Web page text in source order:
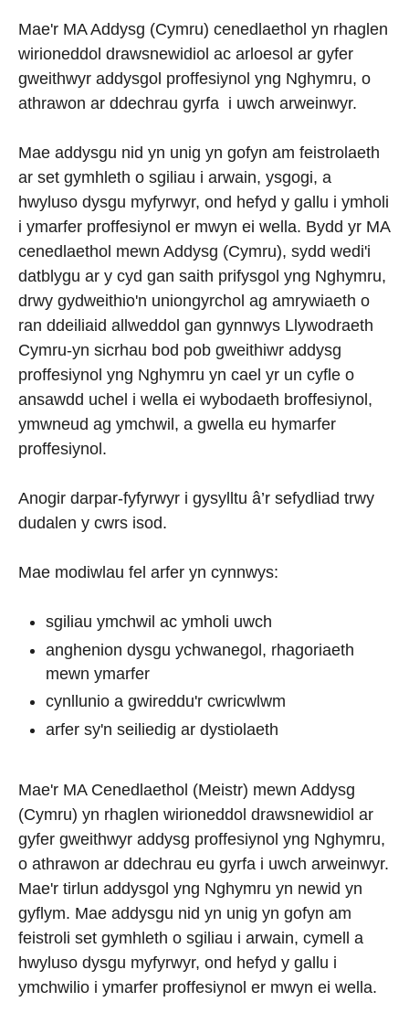
Mae'r MA Addysg (Cymru) cenedlaethol yn rhaglen
wirioneddol drawsnewidiol ac arloesol ar gyfer
gweithwyr addysgol proffesiynol yng Nghymru, o
athrawon ar ddechrau gyrfa i uwch arweinwyr.
Mae addysgu nid yn unig yn gofyn am feistrolaeth
ar set gymhleth o sgiliau i arwain, ysgogi, a
hwyluso dysgu myfyrwyr, ond hefyd y gallu i ymholi
i ymarfer proffesiynol er mwyn ei wella. Bydd yr MA
cenedlaethol mewn Addysg (Cymru), sydd wedi'i
datblygu ar y cyd gan saith prifysgol yng Nghymru,
drwy gydweithio'n uniongyrchol ag amrywiaeth o
ran ddeiliaid allweddol gan gynnwys Llywodraeth
Cymru-yn sicrhau bod pob gweithiwr addysg
proffesiynol yng Nghymru yn cael yr un cyfle o
ansawdd uchel i wella ei wybodaeth broffesiynol,
ymwneud ag ymchwil, a gwella eu hymarfer
proffesiynol.
Anogir darpar-fyfyrwyr i gysylltu â’r sefydliad trwy
dudalen y cwrs isod.
Mae modiwlau fel arfer yn cynnwys:
sgiliau ymchwil ac ymholi uwch
anghenion dysgu ychwanegol, rhagoriaeth
mewn ymarfer
cynllunio a gwireddu'r cwricwlwm
arfer sy'n seiliedig ar dystiolaeth
Mae'r MA Cenedlaethol (Meistr) mewn Addysg
(Cymru) yn rhaglen wirioneddol drawsnewidiol ar
gyfer gweithwyr addysg proffesiynol yng Nghymru,
o athrawon ar ddechrau eu gyrfa i uwch arweinwyr.
Mae'r tirlun addysgol yng Nghymru yn newid yn
gyflym. Mae addysgu nid yn unig yn gofyn am
feistroli set gymhleth o sgiliau i arwain, cymell a
hwyluso dysgu myfyrwyr, ond hefyd y gallu i
ymchwilio i ymarfer proffesiynol er mwyn ei wella.